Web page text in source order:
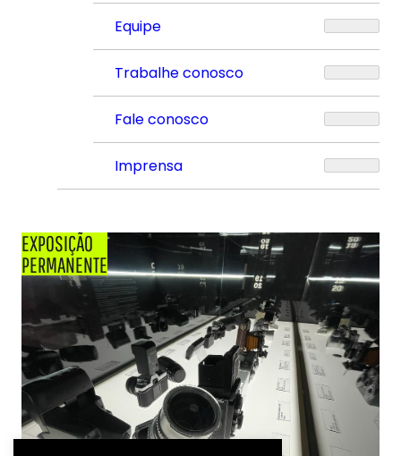
Equipe
Trabalhe conosco
Fale conosco
Imprensa
EXPOSIÇÃO
PERMANENTE